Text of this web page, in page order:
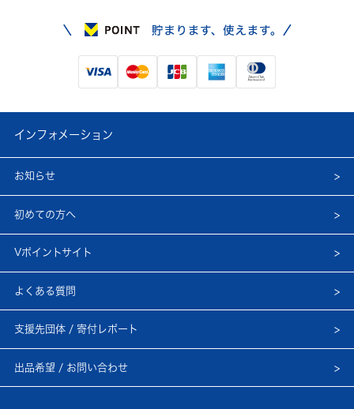
インフォメーション
お知らせ
初めての方へ
Vポイントサイト
よくある質問
支援先団体 / 寄付レポート
出品希望 / お問い合わせ